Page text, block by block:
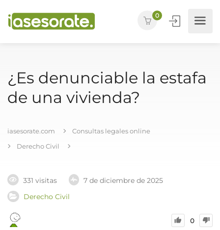
0
¿Es denunciable la estafa
de una vivienda?
iasesorate.com
Consultas legales online
Derecho Civil
331 visitas
7 de diciembre de 2025
Derecho Civil
0